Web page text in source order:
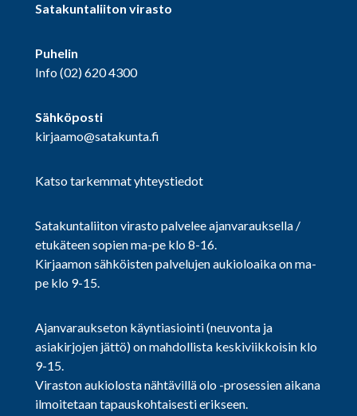
Satakuntaliiton virasto
Puhelin
Info(02) 620 4300
Sähköposti
kirjaamo@satakunta.fi
Katso tarkemmat yhteystiedot
Satakuntaliiton virasto palvelee ajanvarauksella /
etukäteen sopien ma-pe klo 8-16.
Kirjaamon sähköisten palvelujen aukioloaika on ma-
pe klo 9-15.
Ajanvaraukseton käyntiasiointi (neuvonta ja
asiakirjojen jättö) on mahdollista keskiviikkoisin klo
9-15.
Viraston aukiolosta nähtävillä olo -prosessien aikana
ilmoitetaan tapauskohtaisesti erikseen.